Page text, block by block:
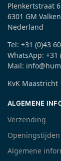
Plenkertstraat 6
6301 GM
Nederland
Tel: +31 (0)43
WhatsApp: +31
Mail:
KvK Maastricht
ALGEMENE
Verzending
Openingstijden
Algemene